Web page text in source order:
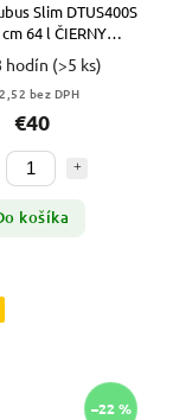
Slim DTUS400S
64 l ČIERNY
LESK VYPR
hodín (>5 ks)
bez DPH
€40
košíka
–22 %